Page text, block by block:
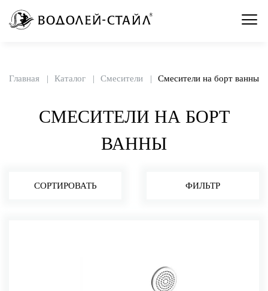
Главная Каталог Смесители Смесители на борт ванны
СМЕСИТЕЛИ НА БОРТ
ВАННЫ
СОРТИРОВАТЬ ФИЛЬТР